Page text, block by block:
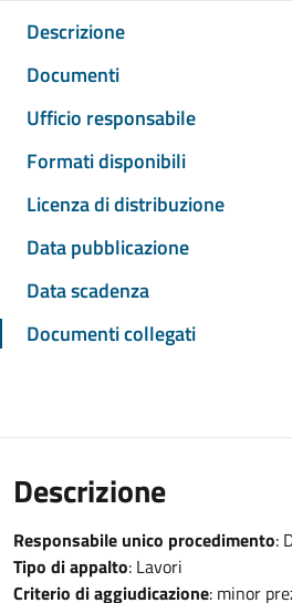
Descrizione
Documenti
Ufficio responsabile
Formati disponibili
Licenza di distribuzione
Data pubblicazione
Data scadenza
Documenti collegati
Descrizione
Responsabile unico procedimento:
Tipo di appalto: Lavori
Criterio di aggiudicazione: minor